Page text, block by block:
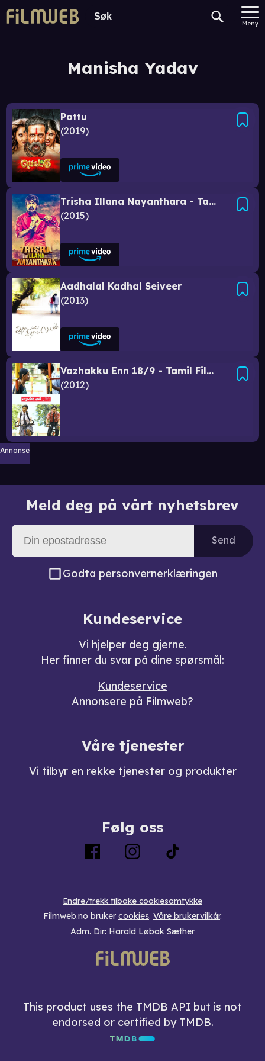
Meny
Manisha Yadav
Pottu
2019
Trisha Illana Nayanthara - Tamil Film
2015
Aadhalal Kadhal Seiveer
2013
Vazhakku Enn 18/9 - Tamil Film[ntff.no]
2012
Annonse
Meld deg på vårt nyhetsbrev
Send
Godta personvernerklæringen
Kundeservice
Vi hjelper deg gjerne.
Her finner du svar på dine spørsmål:
Kundeservice
Annonsere på Filmweb?
Våre tjenester
Vi tilbyr en rekke tjenester og produkter
Følg oss
Endre/trekk tilbake cookiesamtykke
Filmweb.no bruker cookies. Våre brukervilkår.
Adm. Dir: Harald Løbak Sæther
This product uses the TMDB API but is not
endorsed or certified by TMDB.